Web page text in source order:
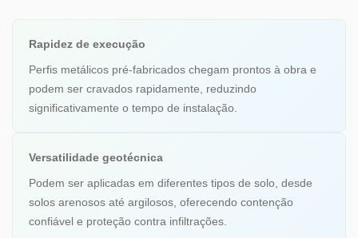
Rapidez de execução
Perfis metálicos pré-fabricados chegam prontos à obra e
podem ser cravados rapidamente, reduzindo
significativamente o tempo de instalação.
Versatilidade geotécnica
Podem ser aplicadas em diferentes tipos de solo, desde
solos arenosos até argilosos, oferecendo contenção
confiável e proteção contra infiltrações.